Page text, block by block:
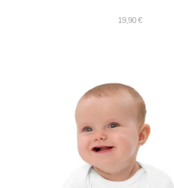
19,90€